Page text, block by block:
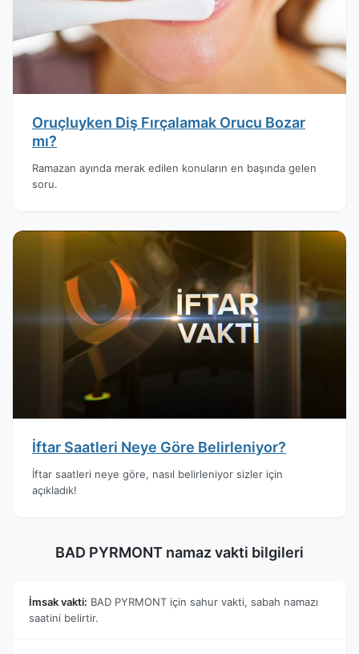
Oruçluyken Diş Fırçalamak Orucu Bozar
mı?
Ramazan ayında merak edilen konuların en başında gelen
soru.
İftar Saatleri Neye Göre Belirleniyor?
İftar saatleri neye göre, nasıl belirleniyor sizler için
açıkladık!
BAD PYRMONT namaz vakti bilgileri
İmsak vakti: BAD PYRMONT için sahur vakti, sabah namazı
saatini belirtir.